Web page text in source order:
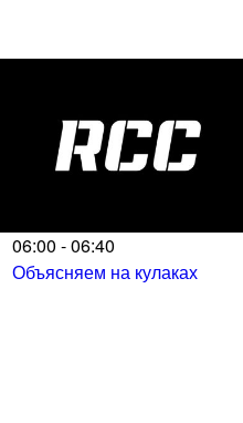
06:00 - 06:40
Объясняем на кулаках